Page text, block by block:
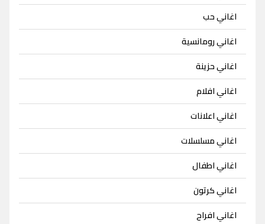
اغاني حب
اغاني رومانسية
اغاني حزينة
اغاني افلام
اغاني اعلانات
اغاني مسلسلات
اغاني اطفال
اغاني كرتون
اغاني افراح